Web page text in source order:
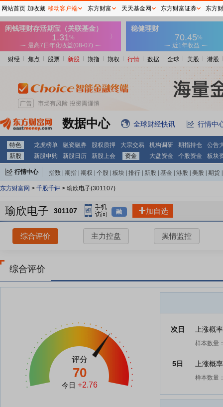
财经 焦点 股票 新股 期指 期权 行情 数据 全球 美股 港股
数据中心 全球财经快讯 行情中
特色 龙虎榜单 融资融券 股权质押 大宗交易 机构调研 期指持仓
公告
新股
新股申购 新股日历 新股上会 资金 大盘资金 个股资金 板块
行情中心 指数 期指 期权 个股 板块 排行 新股 基金 港股 美股 期货
东方财富网 > 千股千评 > 瑜欣电子(301107)
瑜欣电子 301107 融 加自选
综合评价 主力控盘 舆情监控
综合评价
评分
70
今日 +2.76
次日 上涨概
样本数量
5日 上涨概
样本数量
网站首页 加收藏 移动客户端 东方财富 天天基金网 东方财富证券 东方